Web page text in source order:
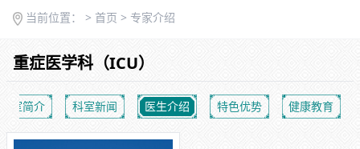
当前位置： > 首页 > 专家介绍
重症医学科（ICU）
科室简介 科室新闻 医生介绍 特色优势 健康教育